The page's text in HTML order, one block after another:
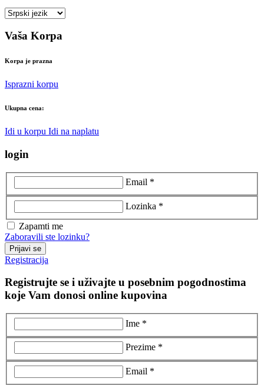
Vaša Korpa
Korpa je prazna
Isprazni korpu
Ukupna cena:
Idi u korpu Idi na naplatu
login
Email *
Lozinka *
Zapamti me
Zaboravili ste lozinku?
Prijavi se
Registracija
Registrujte se i uživajte u posebnim pogodnostima
koje Vam donosi online kupovina
Ime *
Prezime *
Email *